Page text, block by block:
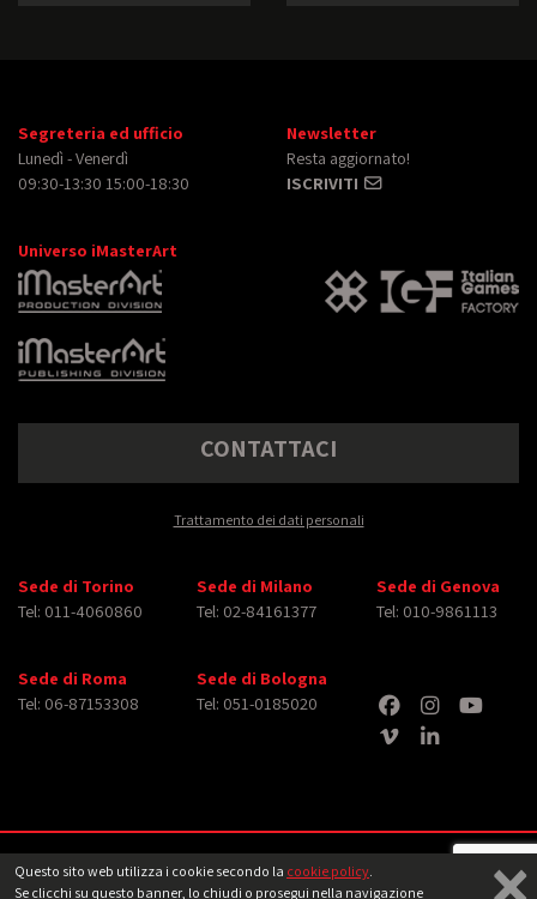
Questo sito web utilizza i cookie secondo la cookie policy.
Se clicchi su questo banner, lo chiudi o prosegui nella navigazione
Segreteria ed ufficio
Lunedì - Venerdì
09:30-13:30 15:00-18:30
Newsletter
Resta aggiornato!
ISCRIVITI
Universo iMasterArt
CONTATTACI
Trattamento dei dati personali
Sede di Torino
Tel: 011-4060860
Sede di Milano
Tel: 02-84161377
Sede di Genova
Tel: 010-9861113
Sede di Roma
Tel: 06-87153308
Sede di Bologna
Tel: 051-0185020
Copyright © 2026 iMasterArt S.r.l. ‐ All rights reserved. Tutti i diritti relativi ad
immagini e video pubblicati sono dei rispettiviaventi diritto‐ Note legali